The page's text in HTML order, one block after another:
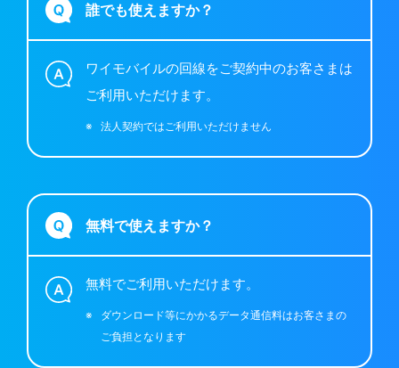
誰でも使えますか？
ワイモバイルの回線をご契約中のお客さまは
ご利用いただけます。
※ 法人契約ではご利用いただけません
無料で使えますか？
無料でご利用いただけます。
※
ダウンロード等にかかるデータ通信料はお客さまの
ご負担となります